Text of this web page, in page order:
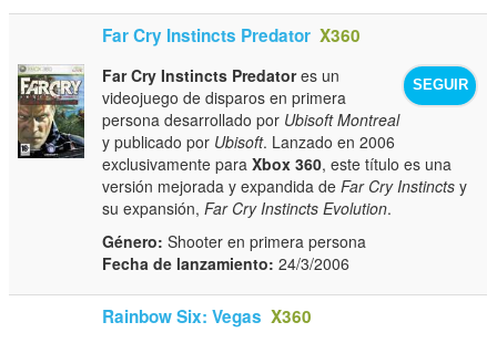
Far Cry Instincts Predator X360
SEGUIR
Far Cry Instincts Predatores un
videojuego de disparos en primera
persona desarrollado por Ubisoft Montreal
y publicado por Ubisoft. Lanzado en 2006
exclusivamente paraXbox 360, este título es una
versión mejorada y expandida deFar Cry Instincts y
su expansión,Far Cry Instincts Evolution.
Género: Shooter en primera persona
Fecha de lanzamiento: 24/3/2006
Rainbow Six: Vegas X360